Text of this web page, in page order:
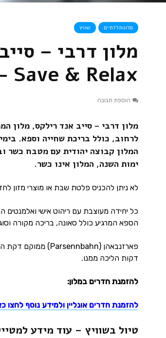
מלונות לדתיים שוויץ
מלון דרבי –
Save & Relax
הוספת תגובה
מלון דרבי – סייב אנד רילקס,
לרחוב, כולל בריכת שחייה וספא.
המלון קבוצה יהודית עם מטבח כשר
ימות השנה, המלון אינו כשר.
לא ניתן להכניס פלטת שבת או מוצרי מזון
כל יחידה מעוצבת עם ריהוט אישי ואלמנטים
הספא המרגיע כולל סאונה, בריכה מקורה
דקות הליכה ממנו.
להזמנת חדרים במלון:
להזמנת חדרים אונליין ולמידע נוסף לחצו
טיול בשוויץ – עוד מידע